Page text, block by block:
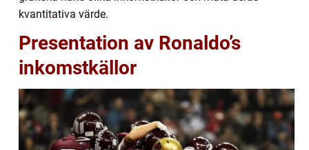
kvantitativa värde.
Presentation av Ronaldo’s
inkomstkällor